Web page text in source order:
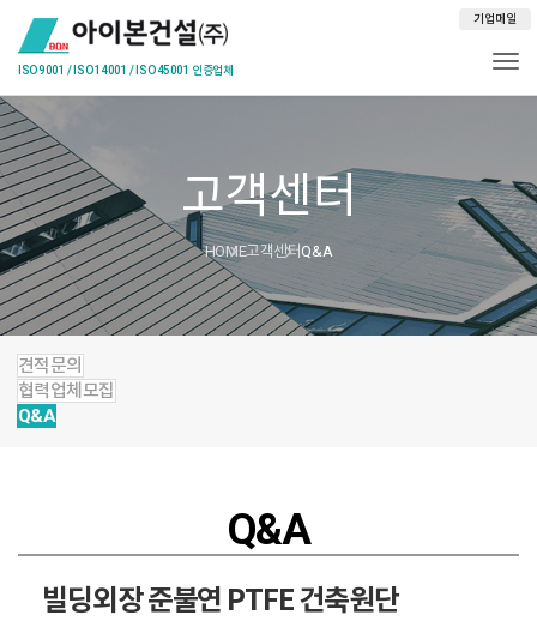
기업메일
고객센터
HOME고객센터Q&A
견적문의
협력업체모집
Q&A
Q&A
빌딩외장 준불연 PTFE 건축원단